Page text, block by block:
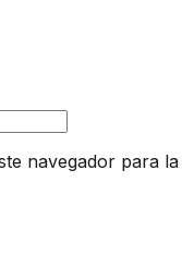
navegador para la